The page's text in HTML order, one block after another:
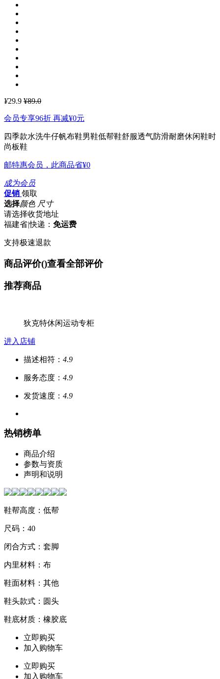
¥29.9 ¥89.0
会员专享96折 再减¥0元
四季款水洗牛仔帆布鞋男鞋低帮鞋舒服透气防滑耐磨休闲鞋时
尚板鞋
邮特惠会员，此商品省¥0
成为会员
促销 领取
选择颜色 尺寸
请选择收货地址
福建省|快递： 免运费
支持极速退款
商品评价()查看全部评价
推荐商品
狄克特休闲运动专柜
进入店铺
描述相符： 4.9
服务态度： 4.9
发货速度： 4.9
热销榜单
商品介绍
参数与资质
声明和说明
鞋帮高度：低帮
尺码：40
闭合方式：套脚
内里材料：布
鞋面材料：其他
鞋头款式：圆头
鞋底材质：橡胶底
立即购买
加入购物车
立即购买
加入购物车